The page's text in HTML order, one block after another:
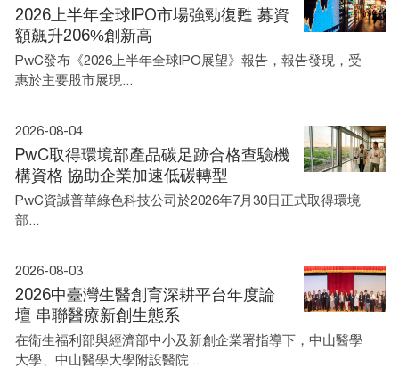
2026上半年全球IPO市場強勁復甦 募資
額飆升206%創新高
PwC發布《2026上半年全球IPO展望》報告，報告發現，受
惠於主要股市展現...
2026-08-04
PwC取得環境部產品碳足跡合格查驗機
構資格 協助企業加速低碳轉型
PwC資誠普華綠色科技公司於2026年7月30日正式取得環境
部...
2026-08-03
2026中臺灣生醫創育深耕平台年度論
壇 串聯醫療新創生態系
在衛生福利部與經濟部中小及新創企業署指導下，中山醫學
大學、中山醫學大學附設醫院...